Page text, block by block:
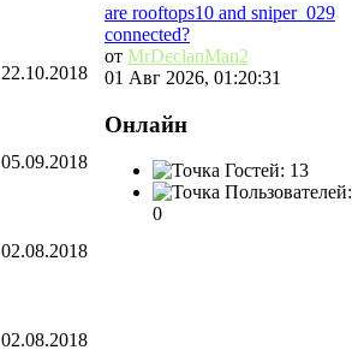
22.10.2018
05.09.2018
02.08.2018
02.08.2018
are rooftops10 and sniper_029
connected?
от MrDeclanMan2
01 Авг 2026, 01:20:31
Онлайн
Гостей: 13
Пользователей:
0